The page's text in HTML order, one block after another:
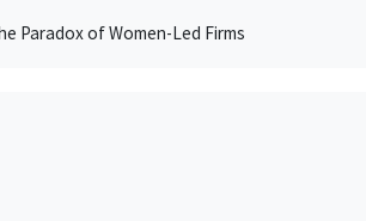
Paradox of Women-Led Firms